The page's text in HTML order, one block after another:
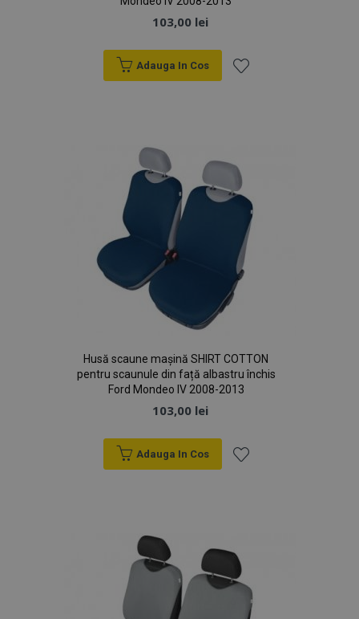
103,00 lei
Adauga In Cos
Dorințe
Husă scaune mașină SHIRT COTTON
pentru scaunule din față albastru închis
Ford Mondeo IV 2008-2013
103,00 lei
Adauga In Cos
Dorințe